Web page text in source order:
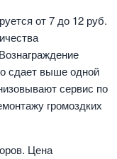
от 7 до 12 руб.
сдает выше одной
сервис по
громоздких
Цена